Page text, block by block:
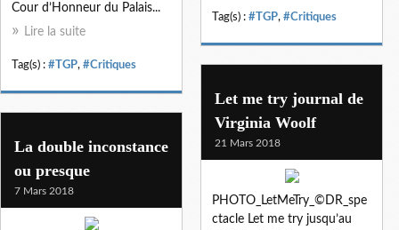
Cour d’Honneur du Palais...
Lire la suite
Tag(s) : #TGP, #Critiques
Tag(s) : #TGP, #Critiques
Let me try journal de
Virginia Woolf
21 Mars 2018
PHOTO_LetMeTry_©DR_spe
ctacle Let me try jusqu’au
La double inconstance
ou presque
7 Mars 2018